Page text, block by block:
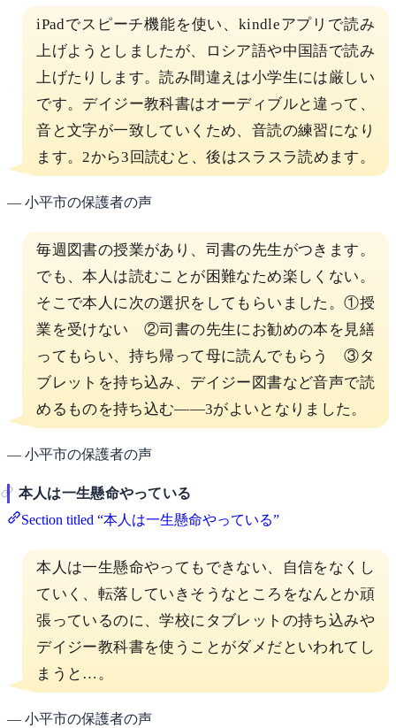
iPadでスピーチ機能を使い、kindleアプリで読み
上げようとしましたが、ロシア語や中国語で読み
上げたりします。読み間違えは小学生には厳しい
です。デイジー教科書はオーディブルと違って、
音と文字が一致していくため、音読の練習になり
ます。2から3回読むと、後はスラスラ読めます。
— 小平市の保護者の声
毎週図書の授業があり、司書の先生がつきます。
でも、本人は読むことが困難なため楽しくない。
そこで本人に次の選択をしてもらいました。①授
業を受けない ②司書の先生にお勧めの本を見繕
ってもらい、持ち帰って母に読んでもらう ③タ
ブレットを持ち込み、デイジー図書など音声で読
めるものを持ち込む——3がよいとなりました。
— 小平市の保護者の声
本人は一生懸命やっている
Section titled “本人は一生懸命やっている”
本人は一生懸命やってもできない、自信をなくし
ていく、転落していきそうなところをなんとか頑
張っているのに、学校にタブレットの持ち込みや
デイジー教科書を使うことがダメだといわれてし
まうと…。
— 小平市の保護者の声